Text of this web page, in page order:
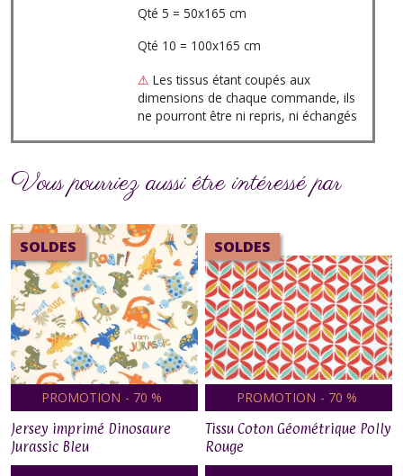
Qté 5 = 50x165 cm
Qté 10 = 100x165 cm
⚠ Les tissus étant coupés aux
dimensions de chaque commande, ils
ne pourront être ni repris, ni échangés
Vous pourriez aussi être intéressé par
SOLDES
PROMOTION - 70 %
Jersey imprimé Dinosaure
Jurassic Bleu
SOLDES
PROMOTION - 70 %
Tissu Coton Géométrique Polly
Rouge